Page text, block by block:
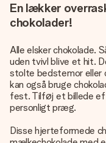
En lækker
chokolader!
Alle elsker chokolade.
uden tvivl blive et hit.
stolte bedstemor eller
kan også bruge
fest. Tilføj et billede
personligt præg.
Disse hjerteformede